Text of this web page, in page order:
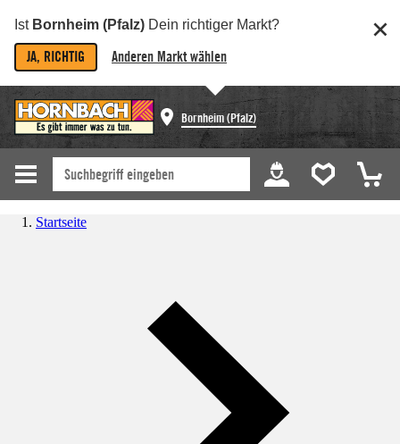
Ist Bornheim (Pfalz) Dein richtiger Markt?
JA, RICHTIG Anderen Markt wählen
Bornheim (Pfalz)
Startseite